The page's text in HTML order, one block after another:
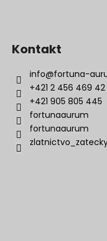
Kontakt
info@fortuna-
+421 2 456 469 42
+421 905 805 445
fortunaaurum
fortunaaurum